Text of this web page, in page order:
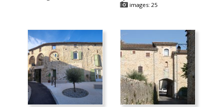
images: 25